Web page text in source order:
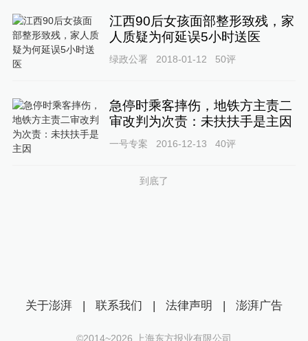
江西90后女孩面部整形致残，家
人质疑为何延误5小时送医
绿政公署 2018-01-12 50评
急停时乘客摔伤，地铁方主责二
审改判为次责：未扶扶手是主因
一号专案 2016-12-13 40评
到底了
关于澎湃 | 联系我们 | 法律声明 | 澎湃广告
©2014~2026 上海东方报业有限公司